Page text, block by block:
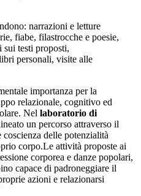
narrazioni e letture
fiabe, filastrocche e poesie,
testi proposti,
personali, visite alle
importanza per la
relazionale, cognitivo ed
Nel laboratorio di
un percorso attraverso il
delle potenzialità
corpo.Le attività proposte ai
corporea e danze popolari,
capace di padroneggiare il
azioni e relazionarsi